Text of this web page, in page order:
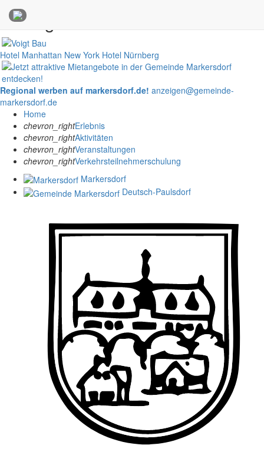
Anzeigen
Hotel Manhattan New York Hotel Nürnberg
Regional werben auf markersdorf.de! anzeigen@gemeinde-
markersdorf.de
Home
chevron_rightErlebnis
chevron_rightAktivitäten
chevron_rightVeranstaltungen
chevron_rightVerkehrsteilnehmerschulung
Markersdorf
Deutsch-Paulsdorf